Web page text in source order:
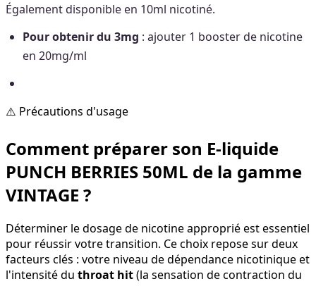
Également disponible en 10ml nicotiné.
Pour obtenir du 3mg : ajouter 1 booster de nicotine
en 20mg/ml
⚠️ Précautions d'usage
Comment préparer son E-liquide
PUNCH BERRIES 50ML de la gamme
VINTAGE ?
Déterminer le dosage de nicotine approprié est essentiel
pour réussir votre transition. Ce choix repose sur deux
facteurs clés : votre niveau de dépendance nicotinique et
l'intensité du throat hit(la sensation de contraction du